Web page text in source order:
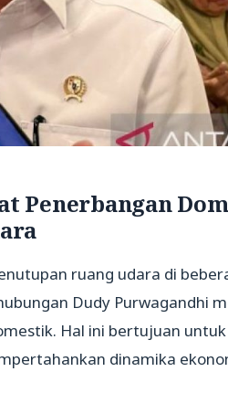
Penerbangan
ruang udara di
Dudy Purwagandhi
Hal ini bertujuan
dinamika